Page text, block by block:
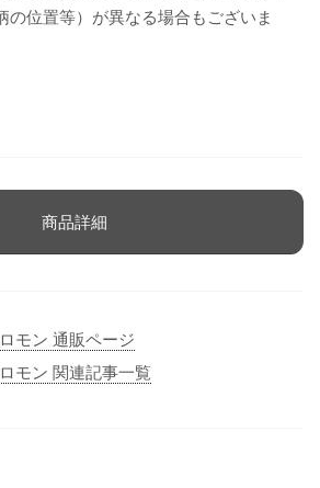
の位置等）が異なる場合もございま
商品詳細
モン 通販ページ
モン 関連記事一覧